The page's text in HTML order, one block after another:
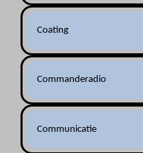
Coating
Commanderadio
Communicatie